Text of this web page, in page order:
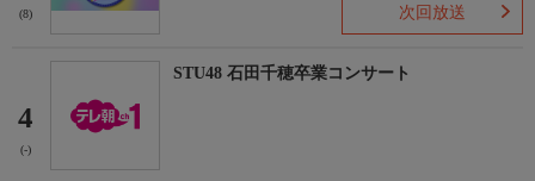
(8) 次回放送
4
(-)
STU48 石田千穂卒業コンサート